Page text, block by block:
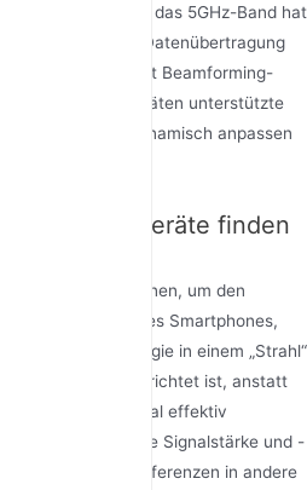
für Interferenzen; das 5GHz-Band hat
Datenübertragung
Router mit Beamforming-
das von Endgeräten unterstützte
dynamisch anpassen
„aktiv“ Geräte finden
mehrere Antennen, um den
wie z. B. eines Smartphones,
die Signalenergie in einem „Strahl“
dieses Gerät gerichtet ist, anstatt
fügt dem Signal effektiv
die empfangene Signalstärke und -
während Interferenzen in andere